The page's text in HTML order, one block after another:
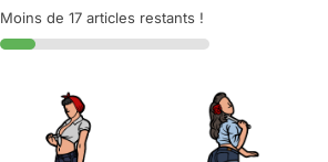
Moins de 17 articles restants !